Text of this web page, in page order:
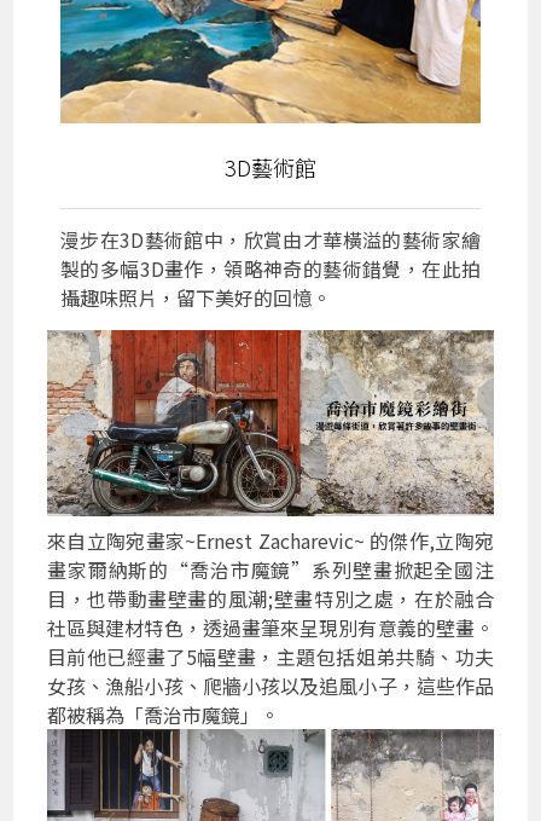
3D藝術館
漫步在3D藝術館中，欣賞由才華橫溢的藝術家繪
製的多幅3D畫作，領略神奇的藝術錯覺，在此拍
攝趣味照片，留下美好的回憶。
來自立陶宛畫家~Ernest Zacharevic~ 的傑作,立陶宛
畫家爾納斯的“喬治市魔鏡”系列壁畫掀起全國注
目，也帶動畫壁畫的風潮;壁畫特別之處，在於融合
社區與建材特色，透過畫筆來呈現別有意義的壁畫。
目前他已經畫了5幅壁畫，主題包括姐弟共騎、功夫
女孩、漁船小孩、爬牆小孩以及追風小子，這些作品
都被稱為「喬治市魔鏡」。